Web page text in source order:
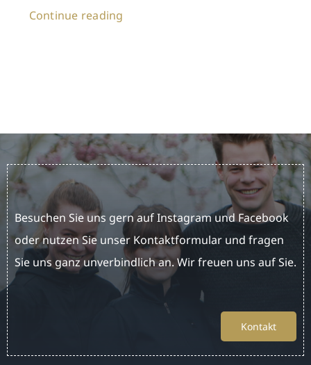
Continue reading
Besuchen Sie uns gern auf Instagram und Facebook
oder nutzen Sie unser Kontaktformular und fragen
Sie uns ganz unverbindlich an. Wir freuen uns auf Sie.
Kontakt